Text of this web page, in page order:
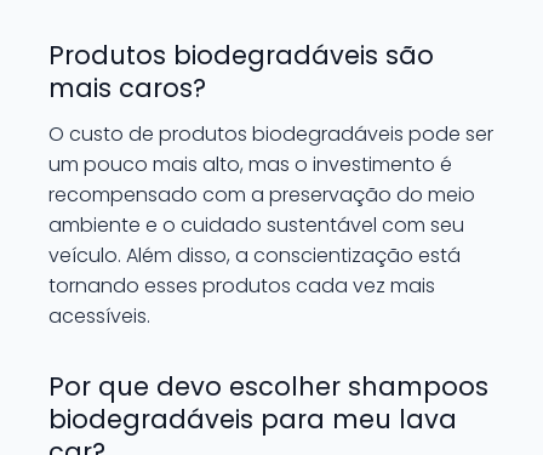
Produtos biodegradáveis são
mais caros?
O custo de produtos biodegradáveis pode ser
um pouco mais alto, mas o investimento é
recompensado com a preservação do meio
ambiente e o cuidado sustentável com seu
veículo. Além disso, a conscientização está
tornando esses produtos cada vez mais
acessíveis.
Por que devo escolher shampoos
biodegradáveis para meu lava